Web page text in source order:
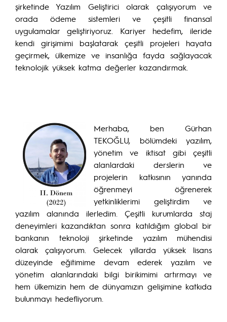
şirketinde Yazılım Geliştirici olarak çalışıyorum ve
orada ödeme sistemleri ve çeşitli finansal
uygulamalar geliştiriyoruz. Kariyer hedefim, ileride
kendi girişimimi başlatarak çeşitli projeleri hayata
geçirmek, ülkemize ve insanlığa fayda sağlayacak
teknolojik yüksek katma değerler kazandırmak.
Merhaba, ben Gürhan
TEKOĞLU, bölümdeki yazılım,
yönetim ve iktisat gibi çeşitli
alanlardaki derslerin ve
projelerin katkısının yanında
öğrenmeyi öğrenerek
yetkinliklerimi geliştirdim ve
yazılım alanında ilerledim. Çeşitli kurumlarda staj
deneyimleri kazandıktan sonra katıldığım global bir
bankanın teknoloji şirketinde yazılım mühendisi
olarak çalışıyorum. Gelecek yıllarda yüksek lisans
düzeyinde eğitimime devam ederek yazılım ve
yönetim alanlarındaki bilgi birikimimi artırmayı ve
hem ülkemizin hem de dünyamızın gelişimine katkıda
bulunmayı hedefliyorum.